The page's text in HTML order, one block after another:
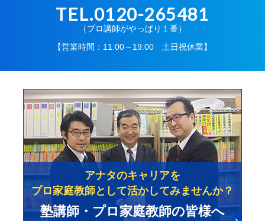
TEL.0120-265481
（プロ講師がやっぱり１番）
【営業時間：11:00～19:00 土日祝休業】
アナタのキャリアを
プロ家庭教師として活かしてみませんか？
塾講師・プロ家庭教師の皆様へ